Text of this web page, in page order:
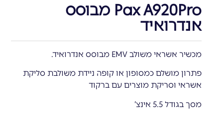
Pax A920Pro מבוסס
אנדרואיד
מכשיר אשראי משולב EMV מבוסס אנדרואיד.
פתרון מושלם כמסופון או קופה ניידת משולבת סליקת
אשראי וסריקת מוצרים עם ברקוד
מסך בגודל 5.5 אינצ’